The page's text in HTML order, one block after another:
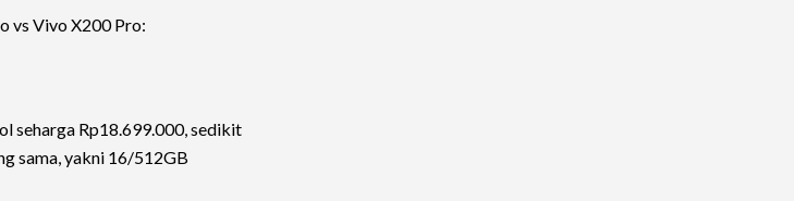
vs Vivo X200 Pro:
seharga Rp18.699.000, sedikit
sama, yakni 16/512GB